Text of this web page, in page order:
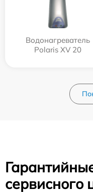
Водонагреватель
Polaris XV 20
сервисного